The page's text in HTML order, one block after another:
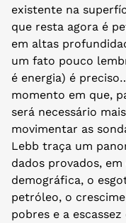
existente na
que resta agora é
em altas
um fato pouco
é energia) é
momento em que,
será necessário
movimentar as
Lebb traça um
dados provados,
demográfica, o
petróleo, o
pobres e a